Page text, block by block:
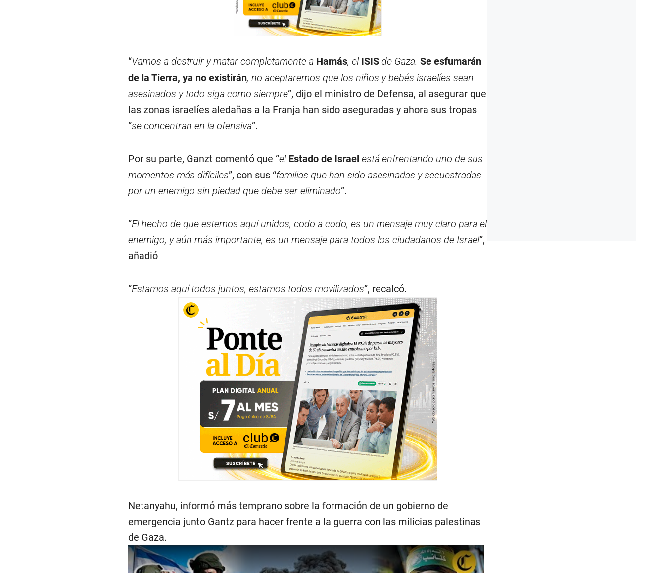
“Vamos a destruir y matar completamente a Hamás, el ISISde Gaza. Se esfumarán
de la Tierra, ya no existirán, no aceptaremos que los niños y bebés israelíes sean
asesinados y todo siga como siempre”, dijo el ministro de Defensa, al asegurar que
las zonas israelíes aledañas a la Franja han sido aseguradas y ahora sus tropas
“se concentran en la ofensiva”.
Por su parte, Ganzt comentó que “el Estado de Israel está enfrentando uno de sus
momentos más difíciles”, con sus “familias que han sido asesinadas y secuestradas
por un enemigo sin piedad que debe ser eliminado”.
“El hecho de que estemos aquí unidos, codo a codo, es un mensaje muy claro para el
enemigo, y aún más importante, es un mensaje para todos los ciudadanos de Israel”,
añadió
“Estamos aquí todos juntos, estamos todos movilizados”, recalcó.
Netanyahu, informó más temprano sobre la formación de un gobierno de
emergencia junto Gantz para hacer frente a la guerra con las milicias palestinas
de Gaza.